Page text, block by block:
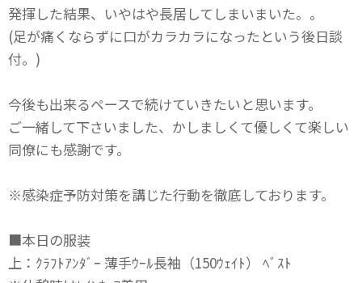
発揮した結果、いやはや長居してしまいまいた。。
(足が痛くならずに口がカラカラになったという後日談
付。)
今後も出来るペースで続けていきたいと思います。
ご一緒して下さいました、かしましくて優しくて楽しい
同僚にも感謝です。
※感染症予防対策を講じた行動を徹底しております。
■本日の服装
上：ｸﾗﾌﾄｱﾝﾀﾞｰ 薄手ｳｰﾙ長袖（150ｳｪｲﾄ） ﾍﾞｽﾄ